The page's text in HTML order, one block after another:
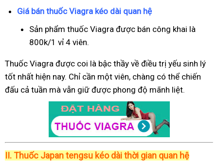
Giá bán thuốc Viagra kéo dài quan hệ
Sản phẩm thuốc Viagra được bán công khai là
800k/1 vỉ 4 viên.
Thuốc Viagra được coi là bậc thầy về điều trị yếu sinh lý
tốt nhất hiện nay. Chỉ cần một viên, chàng có thể chiến
đấu cả tuần mà vẫn giữ được phong độ mãnh liệt.
II. Thuốc Japan tengsu kéo dài thời gian quan hệ